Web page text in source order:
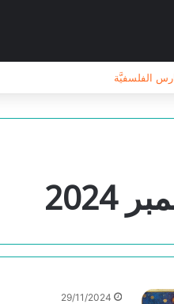
الفلسفيَّة
2024
29/11/2024